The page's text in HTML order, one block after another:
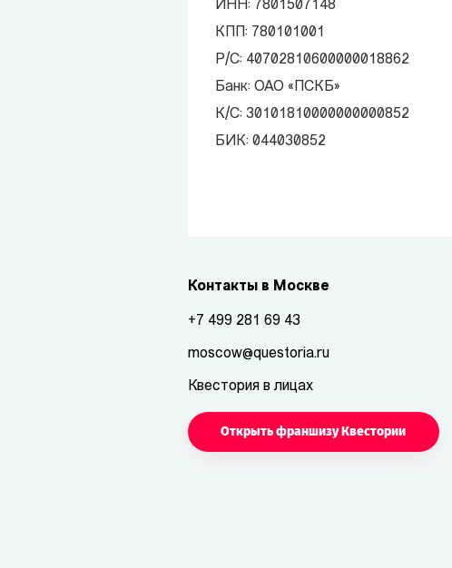
ИНН: 7801507148
КПП: 780101001
Р/С: 40702810600000018862
Банк: ОАО «ПСКБ»
К/С: 30101810000000000852
БИК: 044030852
Контакты в Москве
+7 499 281 69 43
moscow@questoria.ru
Квестория в лицах
Открыть франшизу Квестории